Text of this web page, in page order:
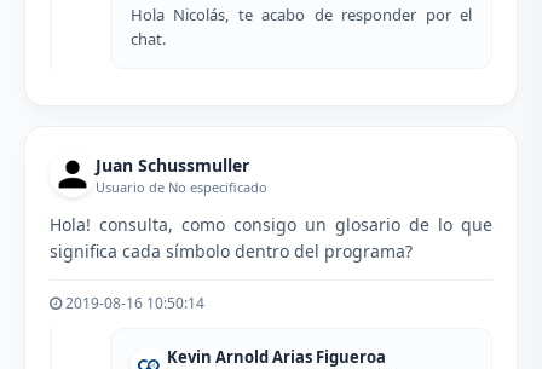
Hola Nicolás, te acabo de responder por el
chat.
Juan Schussmuller
Usuario de No especificado
Hola! consulta, como consigo un glosario de lo que
significa cada símbolo dentro del programa?
2019-08-16 10:50:14
Kevin Arnold Arias Figueroa